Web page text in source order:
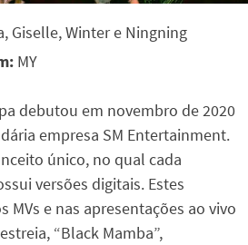
Giselle, Winter e Ningning
MY
debutou em novembro de 2020
empresa SM Entertainment.
único, no qual cada
versões digitais. Estes
MVs e nas apresentações ao vivo
“Black Mamba”,